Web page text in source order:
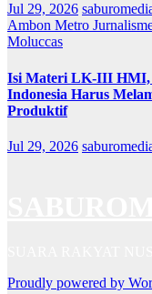
Jul 29, 2026
Ambon Metro
Moluccas
Isi Materi LK-III HMI,
Indonesia Harus
Produktif
Jul 29, 2026
Proudly powered by